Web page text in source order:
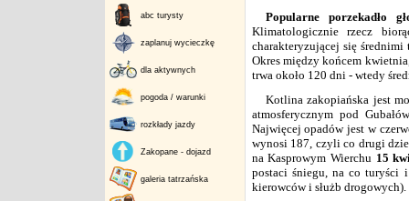
abc turysty
zaplanuj wycieczkę
dla aktywnych
pogoda / warunki
rozkłady jazdy
Zakopane - dojazd
galeria tatrzańska
Popularne porzekadło
Klimatologicznie rzecz
charakteryzującej się
Okres między końcem
trwa około 120 dni - wtedy
Kotlina zakopiańska jest
atmosferycznym pod
Najwięcej opadów jest w
wynosi 187, czyli co drugi
na Kasprowym Wierchu 15
postaci śniegu, na co turyści
kierowców i służb drogowych).